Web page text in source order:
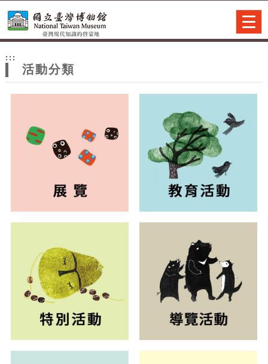
網
站
主
:::
活動分類